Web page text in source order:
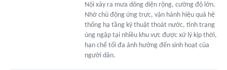
Nội xảy ra mưa dông diện rộng, cường độ lớn.
Nhờ chủ động ứng trực, vận hành hiệu quả hệ
thống hạ tầng kỹ thuật thoát nước, tình trạng
úng ngập tại nhiều khu vực được xử lý kịp thời,
hạn chế tối đa ảnh hưởng đến sinh hoạt của
người dân.